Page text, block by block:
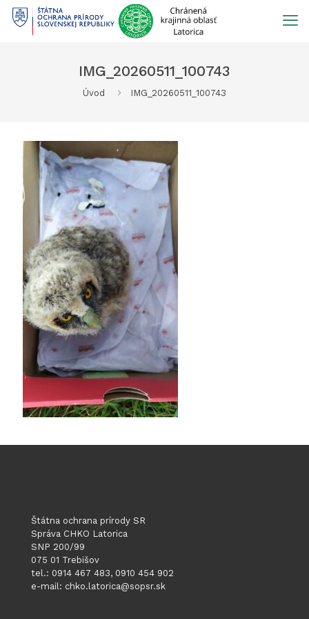
Prejsť
IMG_20260511_100743
Úvod IMG_20260511_100743
Štátna ochrana prírody SR
Správa CHKO Latorica
SNP 200/99
075 01 Trebišov
tel.: 0914 467 483, 0910 454 902
e-mail: chko.latorica@sopsr.sk